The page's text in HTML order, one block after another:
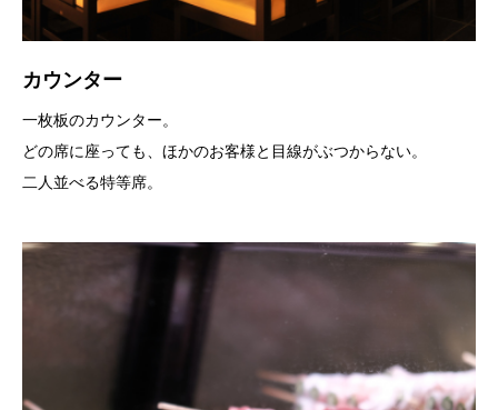
カウンター
一枚板のカウンター。
どの席に座っても、ほかのお客様と目線がぶつからない。
二人並べる特等席。